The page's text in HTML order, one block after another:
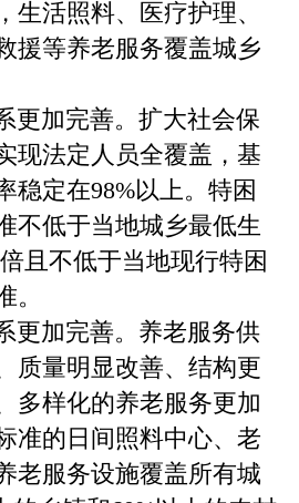
生活照料、医疗护理、
援等养老服务覆盖城乡
更加完善。扩大社会保
现法定人员全覆盖，基
稳定在98%以上。特困
不低于当地城乡最低生
且不低于当地现行特困
。
更加完善。养老服务供
质量明显改善、结构更
多样化的养老服务更加
准的日间照料中心、老
老服务设施覆盖所有城